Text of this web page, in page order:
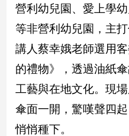
灣
點
娛
樂
娛
樂
營利幼兒園、愛上學
等非營利幼兒園，主
講人蔡幸娥老師選用
的禮物》，透過油紙
工藝與在地文化。現
傘面一開，驚嘆聲四
悄悄種下。